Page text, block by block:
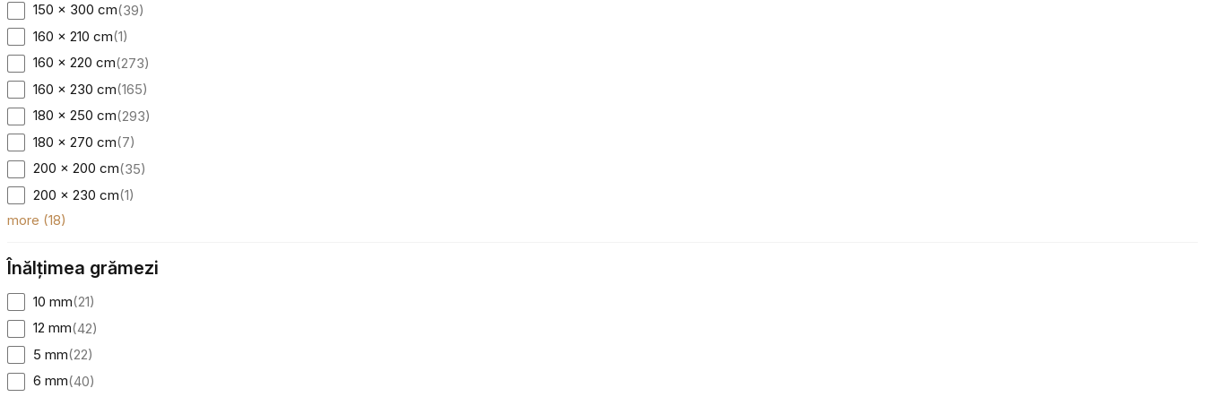
150 x 300 cm(39)
160 x 210 cm(1)
160 x 220 cm(273)
160 x 230 cm(165)
180 x 250 cm(293)
180 x 270 cm(7)
200 x 200 cm(35)
200 x 230 cm(1)
more (18)
Înălțimea grămezi
10 mm(21)
12 mm(42)
5 mm(22)
6 mm(40)